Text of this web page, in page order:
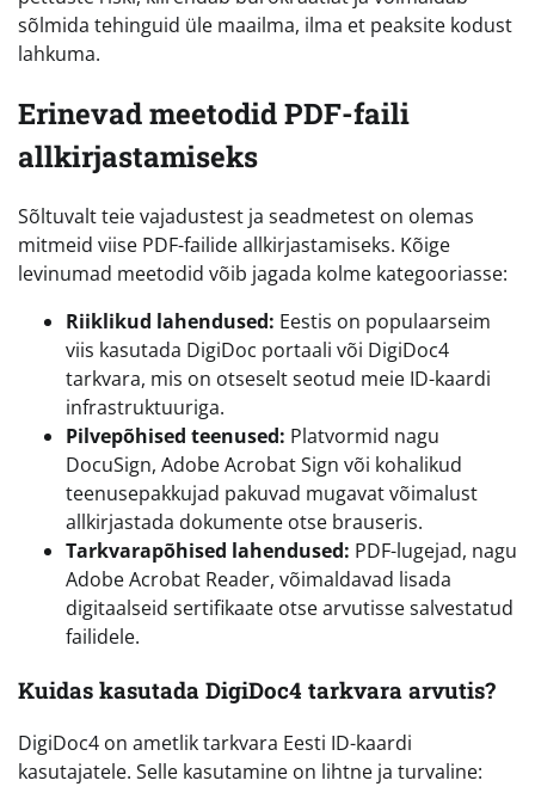
sõlmida tehinguid üle maailma, ilma et peaksite kodust
lahkuma.
Erinevad meetodid PDF-faili
allkirjastamiseks
Sõltuvalt teie vajadustest ja seadmetest on olemas
mitmeid viise PDF-failide allkirjastamiseks. Kõige
levinumad meetodid võib jagada kolme kategooriasse:
Riiklikud lahendused: Eestis on populaarseim
viis kasutada DigiDoc portaali või DigiDoc4
tarkvara, mis on otseselt seotud meie ID-kaardi
infrastruktuuriga.
Pilvepõhised teenused: Platvormid nagu
DocuSign, Adobe Acrobat Sign või kohalikud
teenusepakkujad pakuvad mugavat võimalust
allkirjastada dokumente otse brauseris.
Tarkvarapõhised lahendused: PDF-lugejad, nagu
Adobe Acrobat Reader, võimaldavad lisada
digitaalseid sertifikaate otse arvutisse salvestatud
failidele.
Kuidas kasutada DigiDoc4 tarkvara arvutis?
DigiDoc4 on ametlik tarkvara Eesti ID-kaardi
kasutajatele. Selle kasutamine on lihtne ja turvaline: